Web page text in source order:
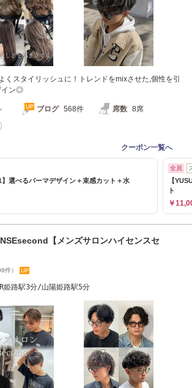
くスタイリッシュに！トレンドをmixさせた,個性を引
イン◎
ブログ 568件 席数 8席
クーポン一覧へ
】選べるパーマデザイン＋束感カット＋水
全員
【
ト
￥
【メンズサロンハイセンスセ
件）
姫路駅3分/山陽姫路駅5分